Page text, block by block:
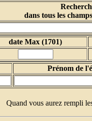
dans tous les
date Max (1701)
Prénom de
Quand vous aurez rempli